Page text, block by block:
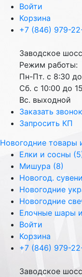
Войти
Корзина
+7 (846) 979-
Заводское
Режим работы:
Пн-Пт. с 8:30 до
Сб. с 10:00 до
Вс. выходной
Заказать звонок
Запросить КП
Новогодние товары
Елки и сосны
Мишура (8)
Новогод.
Новогодние
Новогодние
Елочные шары
Войти
Корзина
+7 (846) 979-
Заводское